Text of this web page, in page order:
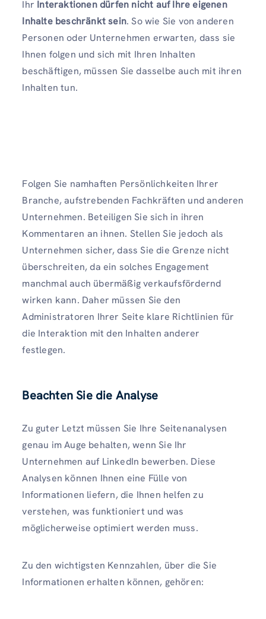
Ihr Interaktionen dürfen nicht auf Ihre eigenen
Inhalte beschränkt sein. So wie Sie von anderen
Personen oder Unternehmen erwarten, dass sie
Ihnen folgen und sich mit Ihren Inhalten
beschäftigen, müssen Sie dasselbe auch mit ihren
Inhalten tun.
Folgen Sie namhaften Persönlichkeiten Ihrer
Branche, aufstrebenden Fachkräften und anderen
Unternehmen. Beteiligen Sie sich in ihren
Kommentaren an ihnen. Stellen Sie jedoch als
Unternehmen sicher, dass Sie die Grenze nicht
überschreiten, da ein solches Engagement
manchmal auch übermäßig verkaufsfördernd
wirken kann. Daher müssen Sie den
Administratoren Ihrer Seite klare Richtlinien für
die Interaktion mit den Inhalten anderer
festlegen.
Beachten Sie die Analyse
Zu guter Letzt müssen Sie Ihre Seitenanalysen
genau im Auge behalten, wenn Sie Ihr
Unternehmen auf LinkedIn bewerben. Diese
Analysen können Ihnen eine Fülle von
Informationen liefern, die Ihnen helfen zu
verstehen, was funktioniert und was
möglicherweise optimiert werden muss.
Zu den wichtigsten Kennzahlen, über die Sie
Informationen erhalten können, gehören: